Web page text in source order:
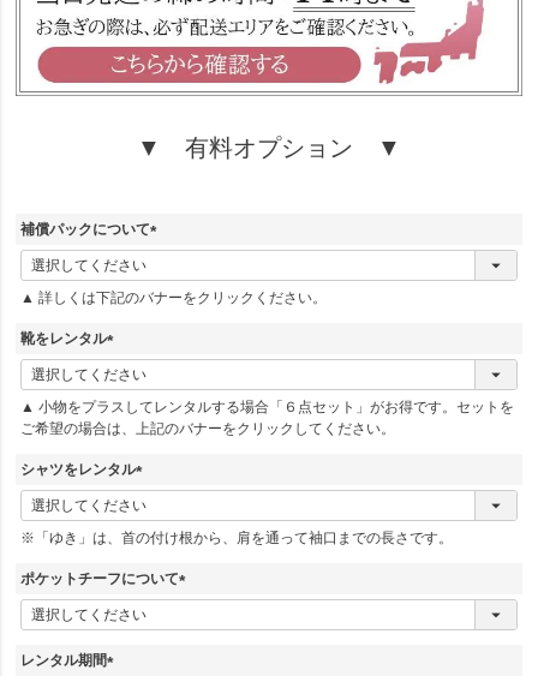
▼ 有料オプション ▼
補償パックについて
(
必
須
▲ 詳しくは下記のバナーをクリックください。
靴をレンタル
(
必
須
)
▲ 小物をプラスしてレンタルする場合「６点セット」がお得です。セットを
ご希望の場合は、上記のバナーをクリックしてください。
シャツをレンタル
(
必
須
※「ゆき」は、首の付け根から、肩を通って袖口までの長さです。
ポケットチーフについて
(
必
レンタル期間